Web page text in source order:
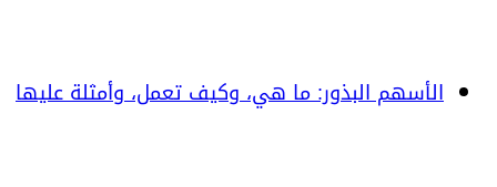
الأسهم البذور: ما هي، وكيف تعمل، وأمثلة عليها